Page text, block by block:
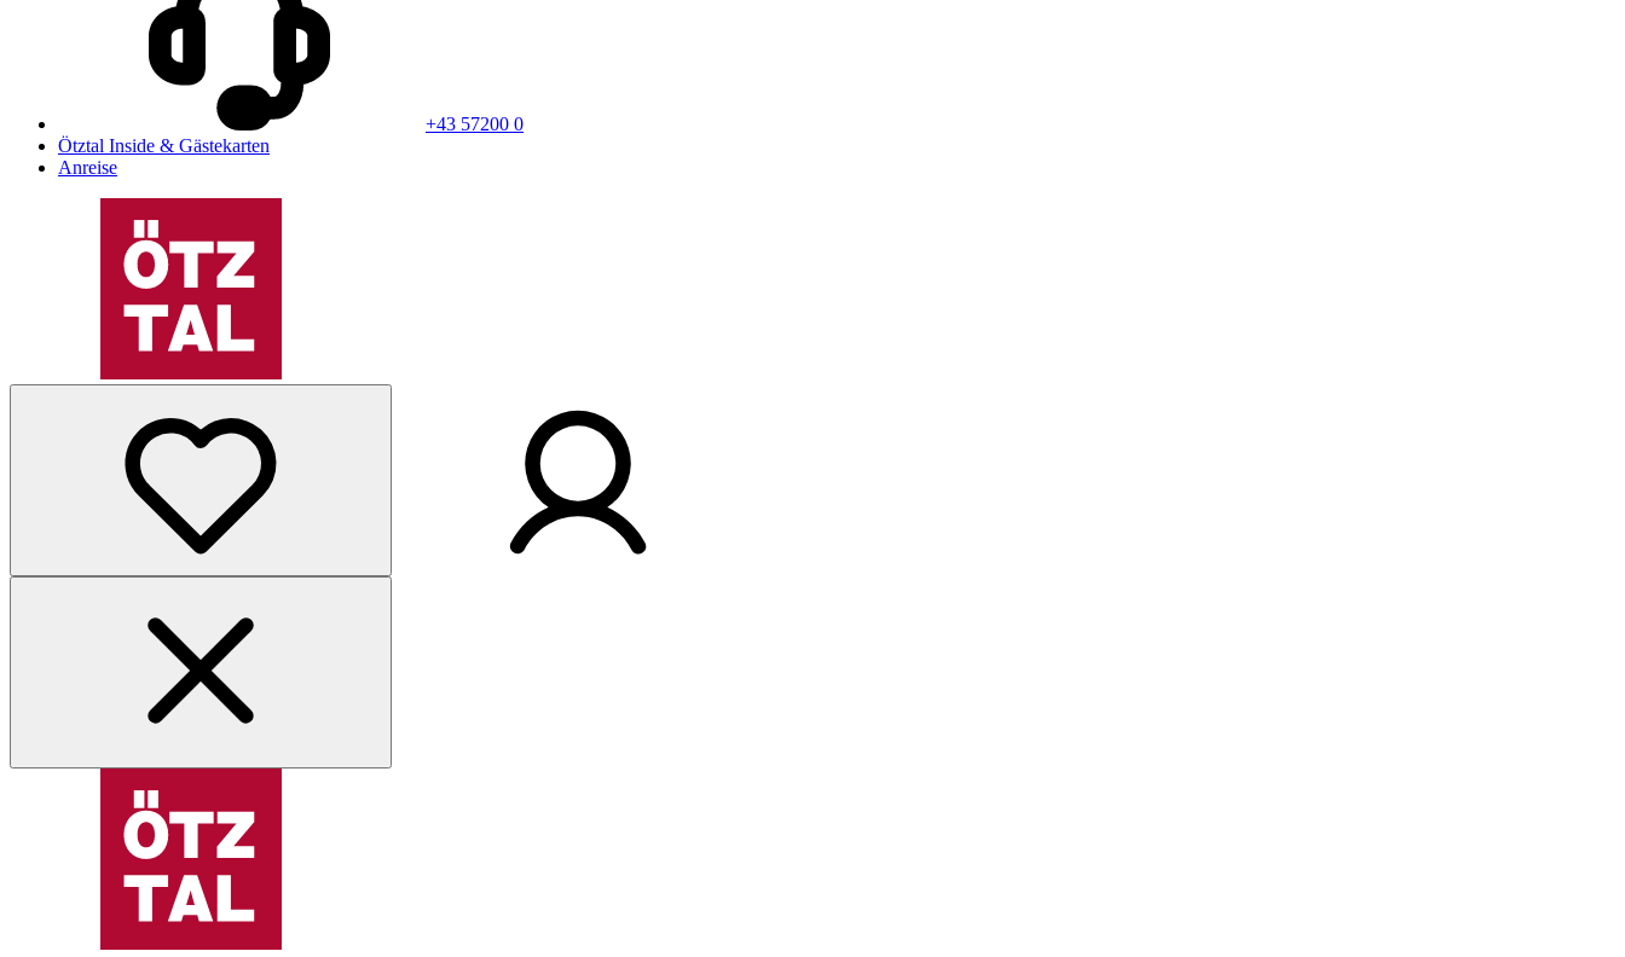
+43 57200 0
Ötztal Inside & Gästekarten
Anreise